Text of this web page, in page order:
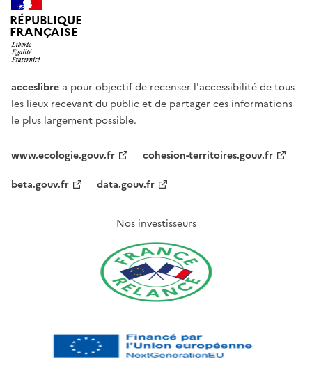
RÉPUBLIQUE
FRANÇAISE
acceslibre a pour objectif de recenser l'accessibilité de tous
les lieux recevant du public et de partager ces informations
le plus largement possible.
www.ecologie.gouv.fr
cohesion-territoires.gouv.fr
beta.gouv.fr
data.gouv.fr
Nos investisseurs